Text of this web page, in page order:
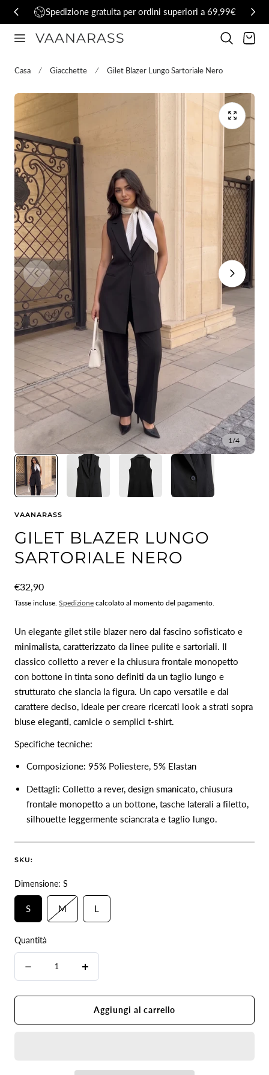
contenutoSpedizione gratuita per ordini superiori a 69,99€
VAANARASS Carrello
Casa Giacchette Gilet Blazer Lungo Sartoriale Nero
1/4
VAANARASS
GILET BLAZER LUNGO
SARTORIALE NERO
Prezzo
normale
€32,90
Tasse incluse. Spedizione calcolato al momento del pagamento.
Un elegante gilet stile blazer nero dal fascino sofisticato e
minimalista, caratterizzato da linee pulite e sartoriali. Il
classico colletto a rever e la chiusura frontale monopetto
con bottone in tinta sono definiti da un taglio lungo e
strutturato che slancia la figura. Un capo versatile e dal
carattere deciso, ideale per creare ricercati look a strati sopra
bluse eleganti, camicie o semplici t-shirt.
Specifiche tecniche:
Composizione: 95% Poliestere, 5% Elastan
Dettagli: Colletto a rever, design smanicato, chiusura
frontale monopetto a un bottone, tasche laterali a filetto,
silhouette leggermente sciancrata e taglio lungo.
SKU:
Dimensione: S
S MVariante
esaurita
non
disponibile
L
Quantità
la
per
la
quantità
per
Aggiungi al carrello